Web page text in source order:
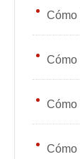
Cómo
Cómo
Cómo
Cómo